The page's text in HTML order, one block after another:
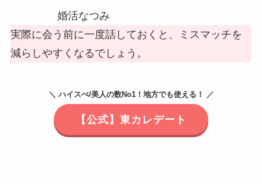
婚活なつみ
実際に会う前に一度話しておくと、ミスマッチを
減らしやすくなるでしょう。
＼ ハイスぺ/美人の数No1！地方でも使える！ ／
【公式】東カレデート